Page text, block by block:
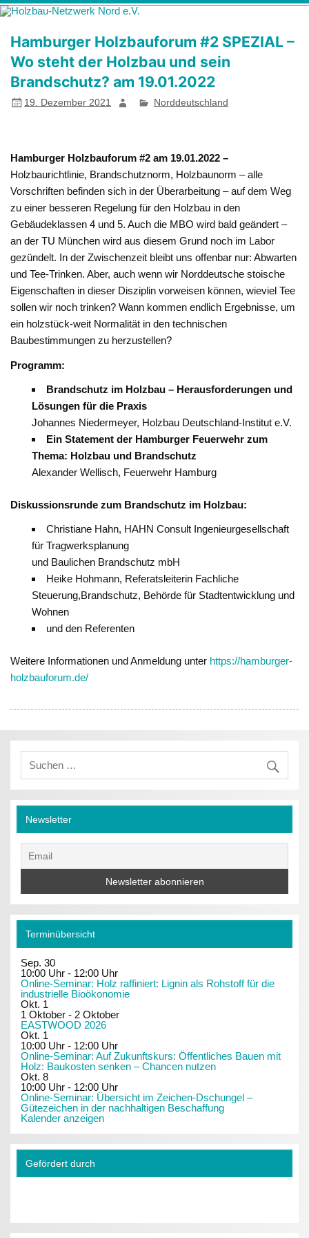
Zum
Inhalt
Holzbau-
Netzwerk Nord
e.V.
Förderung von Bildung im Themenfeld "Holz als klimafreundlicher
Hamburger Holzbauforum #2 SPEZIAL –
Wo steht der Holzbau und sein
Brandschutz? am 19.01.2022
19. Dezember 2021 Norddeutschland
Hamburger Holzbauforum #2 am 19.01.2022 –
Holzbaurichtlinie, Brandschutznorm, Holzbaunorm – alle
Vorschriften befinden sich in der Überarbeitung – auf dem Weg
zu einer besseren Regelung für den Holzbau in den
Gebäudeklassen 4 und 5. Auch die MBO wird bald geändert –
an der TU München wird aus diesem Grund noch im Labor
gezündelt. In der Zwischenzeit bleibt uns offenbar nur: Abwarten
und Tee-Trinken. Aber, auch wenn wir Norddeutsche stoische
Eigenschaften in dieser Disziplin vorweisen können, wieviel Tee
sollen wir noch trinken? Wann kommen endlich Ergebnisse, um
ein holzstück-weit Normalität in den technischen
Baubestimmungen zu herzustellen?
Programm:
Brandschutz im Holzbau – Herausforderungen und
Lösungen für die Praxis
Johannes Niedermeyer, Holzbau Deutschland-Institut e.V.
Ein Statement der Hamburger Feuerwehr zum
Thema: Holzbau und Brandschutz
Alexander Wellisch, Feuerwehr Hamburg
Diskussionsrunde zum Brandschutz im Holzbau:
Christiane Hahn, HAHN Consult Ingenieurgesellschaft
für Tragwerksplanung
und Baulichen Brandschutz mbH
Heike Hohmann, Referatsleiterin Fachliche
Steuerung,Brandschutz, Behörde für Stadtentwicklung und
Wohnen
und den Referenten
Weitere Informationen und Anmeldung unter https://hamburger-
holzbauforum.de/
Newsletter
Terminübersicht
Sep.30
10:00 Uhr - 12:00 Uhr
Online-Seminar: Holz raffiniert: Lignin als Rohstoff für die
industrielle Bioökonomie
Okt. 1
1 Oktober - 2 Oktober
EASTWOOD 2026
Okt. 1
10:00 Uhr - 12:00 Uhr
Online-Seminar: Auf Zukunftskurs: Öffentliches Bauen mit
Holz: Baukosten senken – Chancen nutzen
Okt.8
10:00 Uhr - 12:00 Uhr
Online-Seminar: Übersicht im Zeichen-Dschungel –
Gütezeichen in der nachhaltigen Beschaffung
Kalender anzeigen
Gefördert durch